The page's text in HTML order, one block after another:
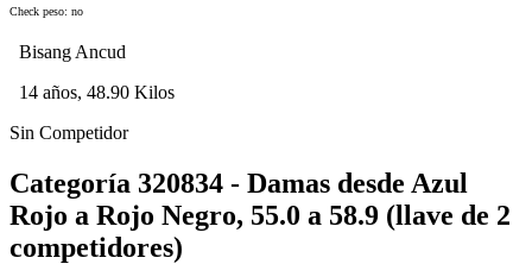
Check peso: no
Bisang Ancud
14 años, 48.90 Kilos
Sin Competidor
Categoría 320834 - Damas desde Azul
Rojo a Rojo Negro, 55.0 a 58.9 (llave de 2
competidores)